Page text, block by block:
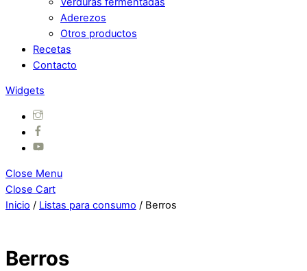
Aderezos
Otros productos
Recetas
Contacto
Widgets
Close Menu
Close Cart
Inicio / Listas para consumo / Berros
Berros